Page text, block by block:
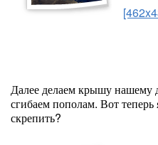
Далее делаем крышу нашему
сгибаем пополам. Вот
скрепить?